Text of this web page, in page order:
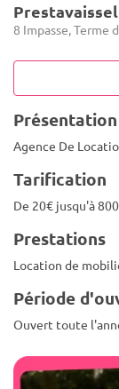
8 Impasse, Terme
Présentation
Agence De
Tarification
De 20€ jusqu'à
Prestations
Location de
Période
Ouvert toute